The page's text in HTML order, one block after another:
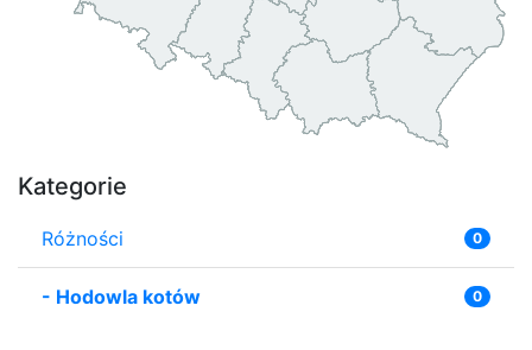
Kategorie
Różności 0
- Hodowla kotów 0